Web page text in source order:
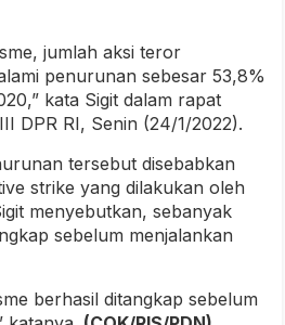
jumlah aksi teror
penurunan sebesar 53,8%
kata Sigit dalam rapat
DPR RI, Senin (24/1/2022).
tersebut disebabkan
strike yang dilakukan oleh
menyebutkan, sebanyak
sebelum menjalankan
berhasil ditangkap sebelum